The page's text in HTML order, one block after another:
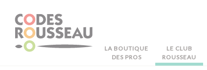
LA BOUTIQUE
DES PROS
LE CLUB
ROUSSEAU